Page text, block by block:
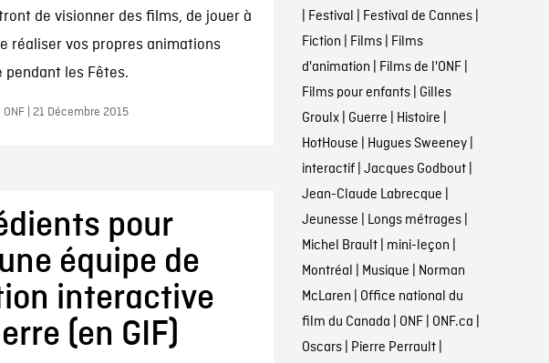
de visionner des films, de jouer à
réaliser vos propres animations
pendant les Fêtes.
| 21 Décembre 2015
pour
équipe de
interactive
(en GIF)
| Festival | Festival de Cannes|
Fiction | Films| Films
d'animation | Films de l'ONF|
Films pour enfants| Gilles
Groulx| Guerre | Histoire |
HotHouse | Hugues Sweeney|
interactif| Jacques Godbout|
Jean-Claude Labrecque |
Jeunesse | Longs métrages|
Michel Brault| mini-leçon |
Montréal | Musique | Norman
McLaren | Office national du
film du Canada | ONF| ONF.ca |
Oscars| Pierre Perrault|